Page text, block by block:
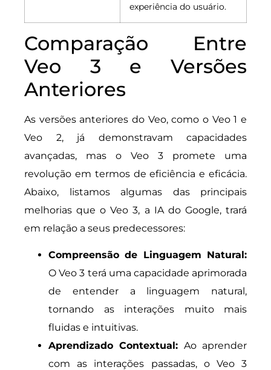
experiência do usuário.
Comparação Entre
Veo 3 e Versões
Anteriores
As versões anteriores do Veo, como o Veo 1 e
Veo 2, já demonstravam capacidades
avançadas, mas o Veo 3 promete uma
revolução em termos de eficiência e eficácia.
Abaixo, listamos algumas das principais
melhorias que o Veo 3, a IA do Google, trará
em relação a seus predecessores:
Compreensão de Linguagem Natural:
O Veo 3 terá uma capacidade aprimorada
de entender a linguagem natural,
tornando as interações muito mais
fluidas e intuitivas.
Aprendizado Contextual: Ao aprender
com as interações passadas, o Veo 3